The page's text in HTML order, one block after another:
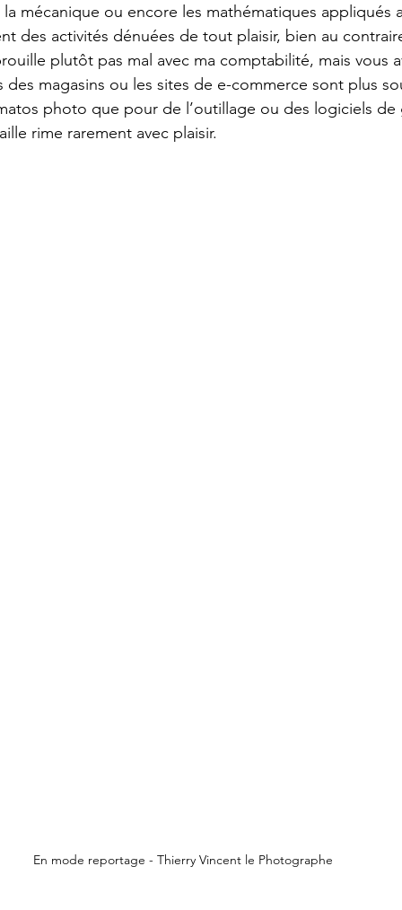
mécanique ou encore les mathématiques appliqués
des activités dénuées de tout plaisir, bien au
plutôt pas mal avec ma comptabilité, mais vous
des magasins ou les sites de e-commerce sont plus
photo que pour de l’outillage ou des logiciels
rime rarement avec plaisir.
En mode reportage - Thierry Vincent le Photographe